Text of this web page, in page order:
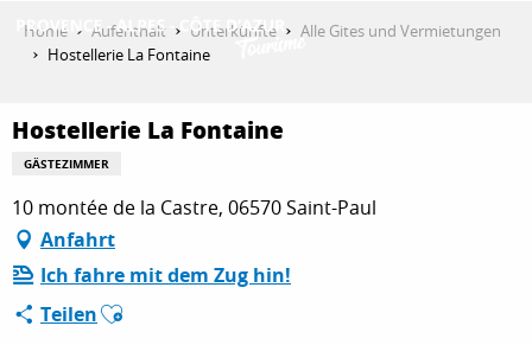
AKTIVITÄTEN
AUFENTHALT
Home Aufenthalt Unterkünfte
Alle Gites und Vermietungen
Hostellerie La Fontaine
Hostellerie La Fontaine
GÄSTEZIMMER
10 montée de la Castre, 06570 Saint-Paul
Anfahrt
Ich fahre mit dem Zug hin!
TeilenAjouter aux favoris